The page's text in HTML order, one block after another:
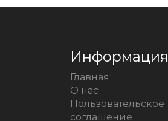
Информация
Главная
О нас
Пользовательское
соглашение